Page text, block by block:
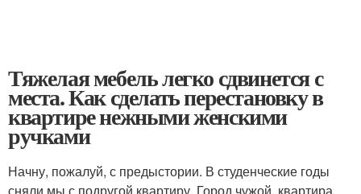
Тяжелая мебель легко сдвинется с
места. Как сделать перестановку в
квартире нежными женскими
ручками
Начну, пожалуй, с предыстории. В студенческие годы